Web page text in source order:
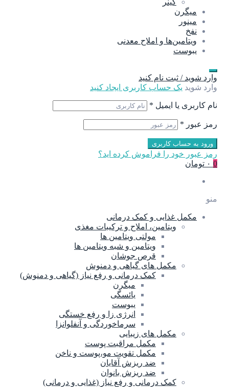
گینر
میگرن
مینور
نفخ
ویتامین‌ها و املاح معدنی
یبوست
وارد شوید / ثبت نام کنید
وارد شوید یک حساب کاربری ایجاد کنید
نام کاربری یا ایمیل *
رمز عبور *
ورود به حساب کاربری
رمز عبور خود را فراموش کرده اید؟
0 ۰ تومان
منو
مکمل غذایی و کمک درمانی
ویتامین، املاح و ترکیبات مغذی
مولتی ویتامین ها
ویتامین و شبه ویتامین ها
قرص جوشان
مکمل های گیاهی و دمنوش
کمک درمانی و رفع نیاز (گیاهی و دمنوش)
میگرن
یائسگی
یبوست
انرژی زا و رفع خستگی
سرماخوردگی و آنفلوانزا
مکمل های زیبایی
مکمل مراقبت پوست
مکمل تقویت مو،پوست و ناخن
ضد ریزش آقایان
ضد ریزش بانوان
کمک درمانی و رفع نیاز (غذایی و درمانی)